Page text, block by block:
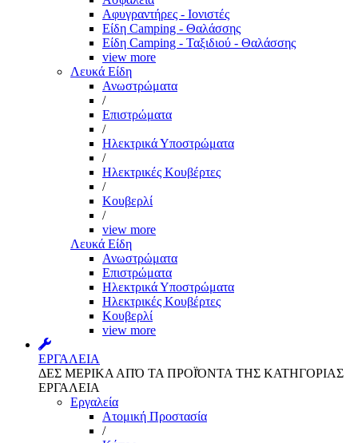
Αφυγραντήρες - Ιονιστές
Είδη Camping - Θαλάσσης
Είδη Camping - Ταξιδιού - Θαλάσσης
view more
Λευκά Είδη
Ανωστρώματα
/
Επιστρώματα
/
Ηλεκτρικά Υποστρώματα
/
Ηλεκτρικές Κουβέρτες
/
Κουβερλί
/
view more
Λευκά Είδη
Ανωστρώματα
Επιστρώματα
Ηλεκτρικά Υποστρώματα
Ηλεκτρικές Κουβέρτες
Κουβερλί
view more
ΕΡΓΑΛΕΙΑ
ΔΕΣ ΜΕΡΙΚΑ ΑΠΌ ΤΑ ΠΡΟΪΌΝΤΑ ΤΗΣ ΚΑΤΗΓΟΡΙΑΣ
ΕΡΓΑΛΕΙΑ
Εργαλεία
Aτομική Προστασία
/